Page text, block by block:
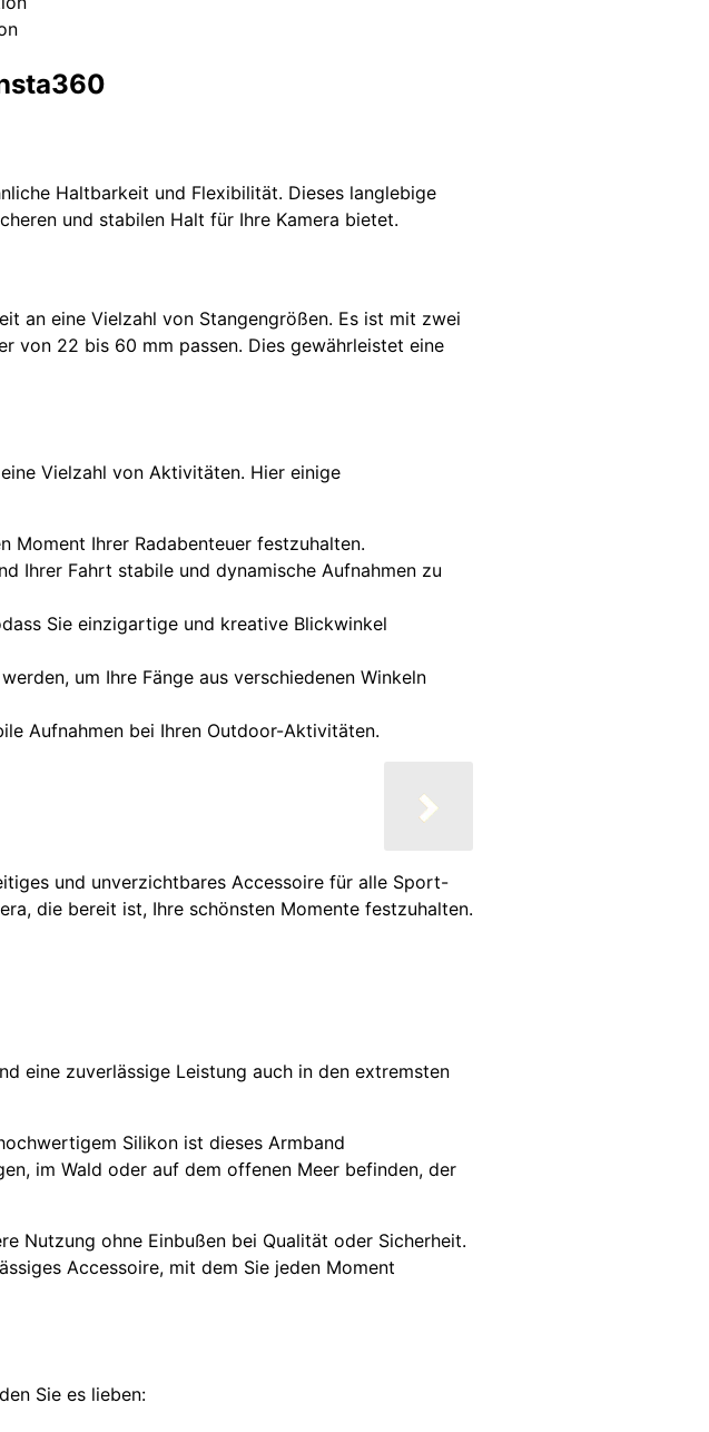
Haltbarkeit und Flexibilität. Dieses langlebige
und stabilen Halt für Ihre Kamera bietet.
an eine Vielzahl von Stangengrößen. Es ist mit zwei
von 22 bis 60 mm passen. Dies gewährleistet eine
Vielzahl von Aktivitäten. Hier einige
Moment Ihrer Radabenteuer festzuhalten.
Ihrer Fahrt stabile und dynamische Aufnahmen zu
Sie einzigartige und kreative Blickwinkel
um Ihre Fänge aus verschiedenen Winkeln
Aufnahmen bei Ihren Outdoor-Aktivitäten.
und unverzichtbares Accessoire für alle Sport-
die bereit ist, Ihre schönsten Momente festzuhalten.
eine zuverlässige Leistung auch in den extremsten
Silikon ist dieses Armband
im Wald oder auf dem offenen Meer befinden, der
Nutzung ohne Einbußen bei Qualität oder Sicherheit.
Accessoire, mit dem Sie jeden Moment
Sie es lieben: